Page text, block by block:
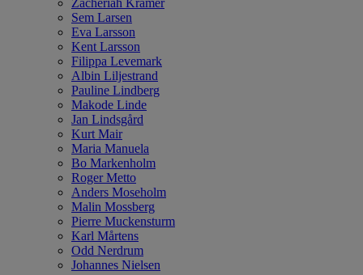
Sem Larsen
Eva Larsson
Kent Larsson
Filippa Levemark
Albin Liljestrand
Pauline Lindberg
Makode Linde
Jan Lindsgård
Kurt Mair
Maria Manuela
Bo Markenholm
Roger Metto
Anders Moseholm
Malin Mossberg
Pierre Muckensturm
Karl Mårtens
Odd Nerdrum
Johannes Nielsen